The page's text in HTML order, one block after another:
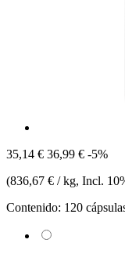
35,14 € 36,99 € -5%
(836,67 € / kg, Incl.
Contenido: 120